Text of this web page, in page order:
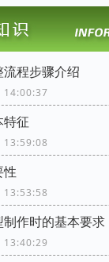
程步骤介绍
14:00:37
征
性
作时的基本要求